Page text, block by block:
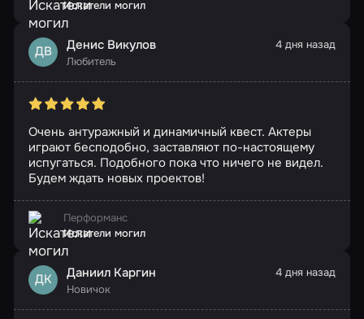
Искатели могил
ДВ Денис Викулов
Любитель
4 дня назад
Очень антуражный и динамичный квест. Актеры
играют бесподобно, заставляют по-настоящему
испугаться. Подобного пока что ничего не видел.
Будем ждать новых проектов!
Перформанс
Искатели могил
ДК Даниил Каргин
Новичок
4 дня назад